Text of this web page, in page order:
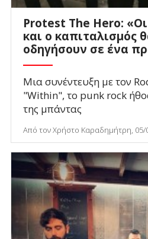
Protest The Hero:
και ο καπιταλισμός
οδηγήσουν σε ένα
Μια συνέντευξη με τον
"Within", το punk rock
της μπάντας
Από τον Χρήστο Καραδημήτρη, 05/